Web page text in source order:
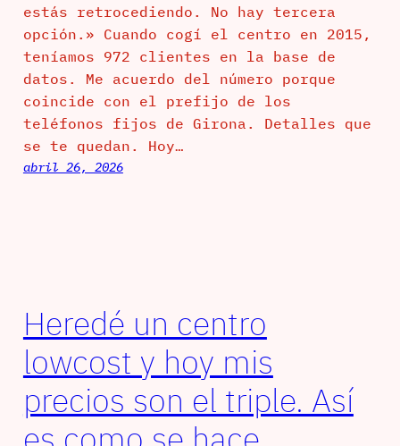
estás retrocediendo. No hay tercera
opción.» Cuando cogí el centro en 2015,
teníamos 972 clientes en la base de
datos. Me acuerdo del número porque
coincide con el prefijo de los
teléfonos fijos de Girona. Detalles que
se te quedan. Hoy…
abril 26, 2026
Heredé un centro
lowcost y hoy mis
precios son el triple. Así